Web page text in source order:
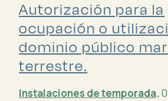
Autorización para la
ocupación o
dominio público
terrestre.
Instalaciones de temporada.